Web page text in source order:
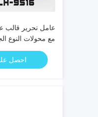
مع محولات النوع
احصل